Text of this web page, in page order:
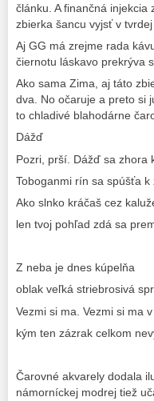
článku. A finančná
zbierka šancu vyjsť v
Aj GG má zrejme rada
čiernotu láskavo prekrýva
Ako sama Zima, aj táto
dva. No očaruje a preto si
to chladivé blahodárne
Dážď
Pozri, prší. Dážď sa zhora
Toboganmi rín sa spúšťa k
Ako slnko kráčaš cez
len tvoj pohľad zdá sa
Z neba je dnes kúpelňa
oblak veľká striebrosivá
Vezmi si ma. Vezmi si ma v
kým ten zázrak celkom
Čarovné akvarely dodala
námorníckej modrej tiež